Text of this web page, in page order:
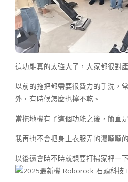
這功能真的太強大了，大家都很對
以前的拖把都需要很費力的手洗，
外，有時候怎麼也擰不乾。
當拖地機有了這個功能之後，簡直
我再也不會把身上衣服弄的濕噠噠
以後還會時不時就想要打掃家裡一